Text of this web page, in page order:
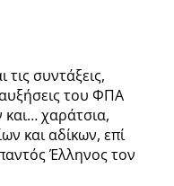
συντάξεις,
του ΦΠΑ
χαράτσια,
και αδίκων, επί
Έλληνος τον